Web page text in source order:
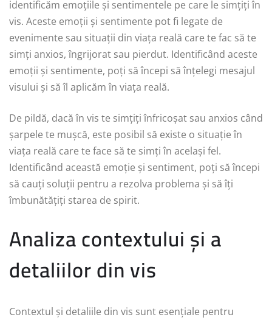
identificăm emoțiile și sentimentele pe care le simțiți în
vis. Aceste emoții și sentimente pot fi legate de
evenimente sau situații din viața reală care te fac să te
simți anxios, îngrijorat sau pierdut. Identificând aceste
emoții și sentimente, poți să începi să înțelegi mesajul
visului și să îl aplicăm în viața reală.
De pildă, dacă în vis te simțiți înfricoșat sau anxios când
șarpele te mușcă, este posibil să existe o situație în
viața reală care te face să te simți în același fel.
Identificând această emoție și sentiment, poți să începi
să cauți soluții pentru a rezolva problema și să îți
îmbunătățiți starea de spirit.
Analiza contextului și a
detaliilor din vis
Contextul și detaliile din vis sunt esențiale pentru